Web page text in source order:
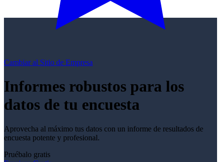
Cambiar al Sitio de Empresa
Informes robustos para los
datos de tu encuesta
Aprovecha al máximo tus datos con un informe de resultados de
encuesta potente y profesional.
Pruébalo gratis